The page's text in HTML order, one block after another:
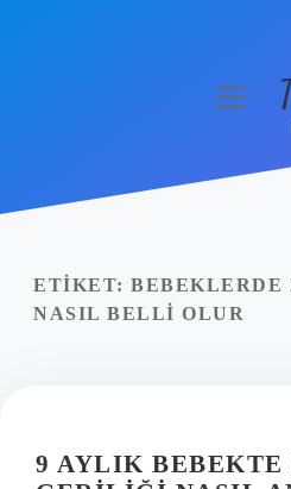
Yasal Uyarı
menüyü
ETIKET:
NASIL BELLI OLUR
9 AYLIK BEBEKTE